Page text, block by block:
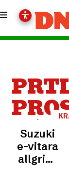
Suzuki
e-vitara
allgrip-